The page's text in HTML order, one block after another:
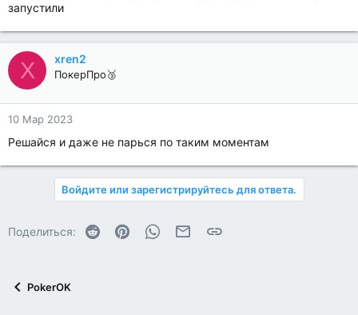
запустили
X xren2
ПокерПро🥉
10 Мар 2023
Решайся и даже не парься по таким моментам
Войдите или зарегистрируйтесь для ответа.
Поделиться: Reddit PinterestWhatsAppЭлектронная почта
Ссылка
PokerOK